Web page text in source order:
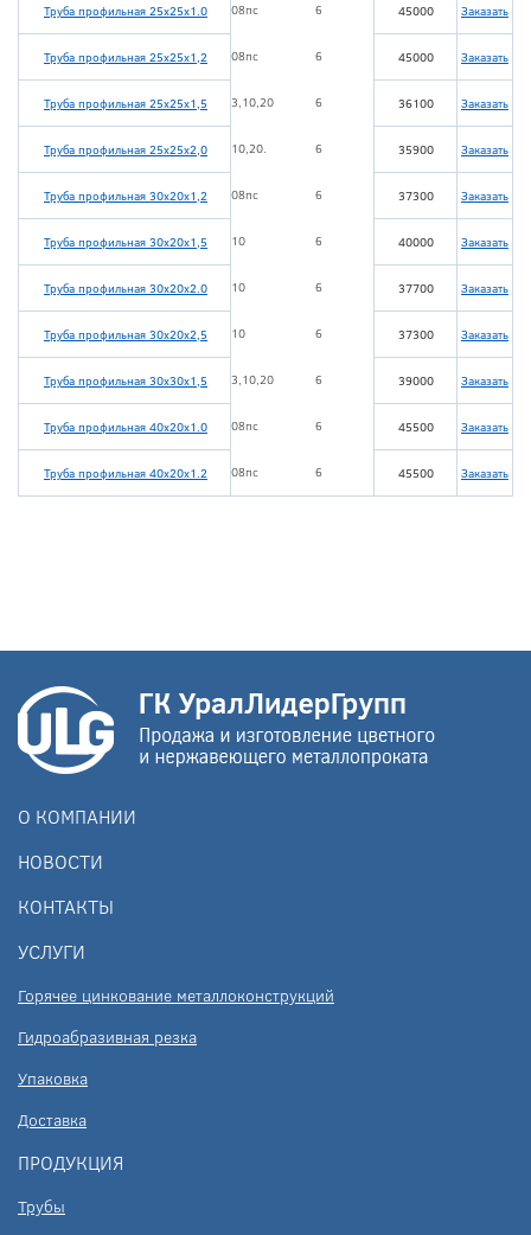
Труба профильная 25х25х1.0 08пс 6 45000 Заказать
Труба профильная 25х25х1,2 08пс 6 45000 Заказать
Труба профильная 25х25х1,5 3,10,20 6 36100 Заказать
Труба профильная 25х25х2,0 10,20. 6 35900 Заказать
Труба профильная 30х20х1,2 08пс 6 37300 Заказать
Труба профильная 30х20х1,5 10 6 40000 Заказать
Труба профильная 30х20х2.0 10 6 37700 Заказать
Труба профильная 30х20х2,5 10 6 37300 Заказать
Труба профильная 30х30х1,5 3,10,20 6 39000 Заказать
Труба профильная 40х20х1.0 08пс 6 45500 Заказать
Труба профильная 40х20х1.2 08пс 6 45500 Заказать
О КОМПАНИИ
НОВОСТИ
КОНТАКТЫ
УСЛУГИ
Горячее цинкование металлоконструкций
Гидроабразивная резка
Упаковка
Доставка
ПРОДУКЦИЯ
Трубы